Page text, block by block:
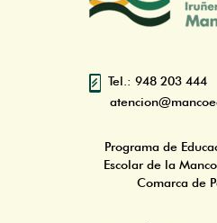
Tel.: 948 203 444
Programa de
Escolar de la
Comarca de